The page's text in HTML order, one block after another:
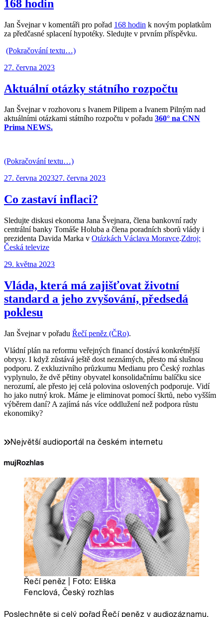
168 hodin
Jan Švejnar v komentáři pro pořad 168 hodin k novým poplatkům
za předčasné splacení hypotéky. Sledujte v prvním příspěvku.
(Pokračování textu…)
Publikováno:
27. června 2023
Aktuální otázky státního rozpočtu
Jan Švejnar v rozhovoru s Ivanem Pilipem a Ivanem Pilným nad
aktuálními otázkami státního rozpočtu v pořadu 360° na CNN
Prima NEWS.
(Pokračování textu…)
Publikováno:
27. června 202327. června 2023
Co zastaví inflaci?
Sledujte diskusi ekonoma Jana Švejnara, člena bankovní rady
centrální banky Tomáše Holuba a člena poradních sborů vlády i
prezidenta Davida Marka v Otázkách Václava Moravce.Zdroj:
Česká televize
Publikováno:
29. května 2023
Vláda, která má zajišťovat životní
standard a jeho zvyšování, předsedá
poklesu
Jan Švejnar v pořadu Řečí peněz (ČRo).
Vládní plán na reformu veřejných financí dostává konkrétnější
obrysy. I když zůstává ještě dost neznámých, přesto má slušnou
podporu. Z exkluzivního průzkumu Medianu pro Český rozhlas
vyplynulo, že dvě pětiny obyvatel konsolidačnímu balíčku sice
nerozumí, ale přesto jej celá polovina oslovených podporuje. Vidí
ho jako nutný krok. Máme je eliminovat pomocí škrtů, nebo vyšším
výběrem daní? A zajímá nás více oddlužení než podpora růstu
ekonomiky?